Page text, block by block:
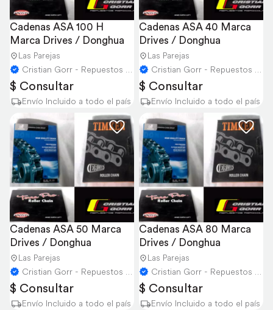
Cadenas ASA 100 H
Marca Drives / Donghua
Las Parejas
Cristian Gorr - Repuestos Agricolas
$ Consultar
Envío Incluido a todo el país
Cadenas ASA 40 Marca
Drives / Donghua
Las Parejas
Cristian Gorr - Repuestos Agricolas
$ Consultar
Envío Incluido a todo el país
Cadenas ASA 50 Marca
Drives / Donghua
Las Parejas
Cristian Gorr - Repuestos Agricolas
$ Consultar
Envío Incluido a todo el país
Cadenas ASA 80 Marca
Drives / Donghua
Las Parejas
Cristian Gorr - Repuestos Agricolas
$ Consultar
Envío Incluido a todo el país